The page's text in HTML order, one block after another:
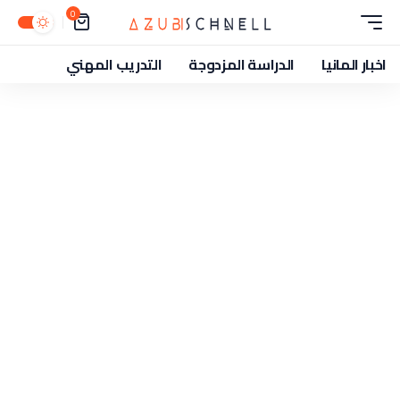
0
اخبار المانيا الدراسة المزدوجة التدريب المهني